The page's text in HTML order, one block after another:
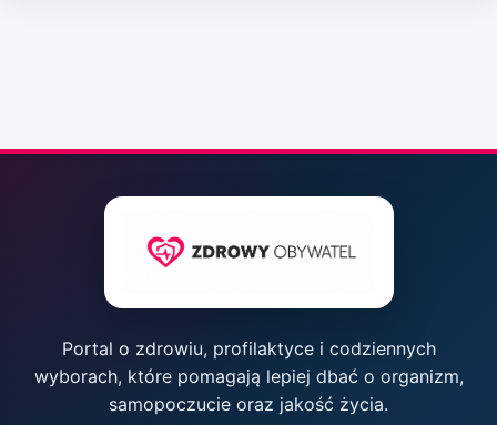
Portal o zdrowiu, profilaktyce i codziennych
wyborach, które pomagają lepiej dbać o organizm,
samopoczucie oraz jakość życia.